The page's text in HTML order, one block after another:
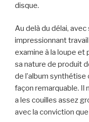
disque.
Au delà du délai,
impressionnant
examine à la loupe et
sa nature de produit
de l’album
façon remarquable. Il
a les couilles assez
avec la conviction